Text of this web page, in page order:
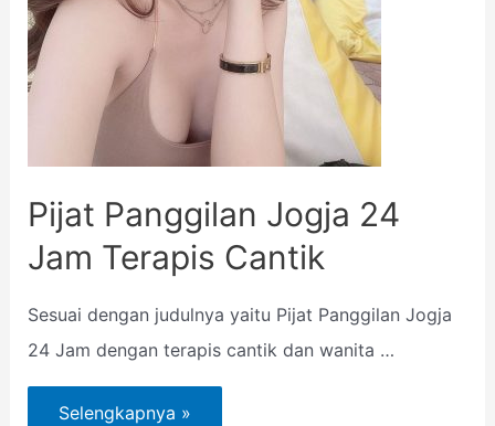
Pijat Panggilan Jogja 24
Jam Terapis Cantik
Sesuai dengan judulnya yaitu Pijat Panggilan Jogja
24 Jam dengan terapis cantik dan wanita …
Selengkapnya »